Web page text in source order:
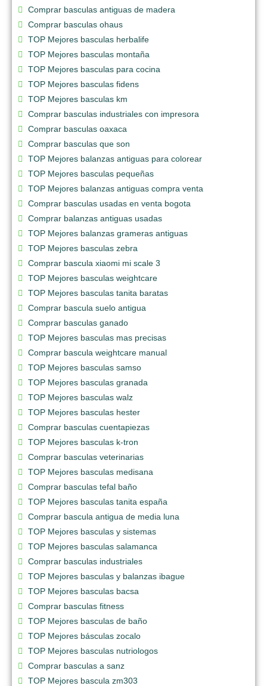
Comprar basculas antiguas de madera
Comprar basculas ohaus
TOP Mejores basculas herbalife
TOP Mejores basculas montaña
TOP Mejores basculas para cocina
TOP Mejores basculas fidens
TOP Mejores basculas km
Comprar basculas industriales con impresora
Comprar basculas oaxaca
Comprar basculas que son
TOP Mejores balanzas antiguas para colorear
TOP Mejores basculas pequeñas
TOP Mejores balanzas antiguas compra venta
Comprar basculas usadas en venta bogota
Comprar balanzas antiguas usadas
TOP Mejores balanzas grameras antiguas
TOP Mejores basculas zebra
Comprar bascula xiaomi mi scale 3
TOP Mejores basculas weightcare
TOP Mejores basculas tanita baratas
Comprar bascula suelo antigua
Comprar basculas ganado
TOP Mejores basculas mas precisas
Comprar bascula weightcare manual
TOP Mejores basculas samso
TOP Mejores basculas granada
TOP Mejores basculas walz
TOP Mejores basculas hester
Comprar basculas cuentapiezas
TOP Mejores basculas k-tron
Comprar basculas veterinarias
TOP Mejores basculas medisana
Comprar basculas tefal baño
TOP Mejores basculas tanita españa
Comprar bascula antigua de media luna
TOP Mejores basculas y sistemas
TOP Mejores basculas salamanca
Comprar basculas industriales
TOP Mejores basculas y balanzas ibague
TOP Mejores basculas bacsa
Comprar basculas fitness
TOP Mejores basculas de baño
TOP Mejores básculas zocalo
TOP Mejores basculas nutriologos
Comprar basculas a sanz
TOP Mejores bascula zm303